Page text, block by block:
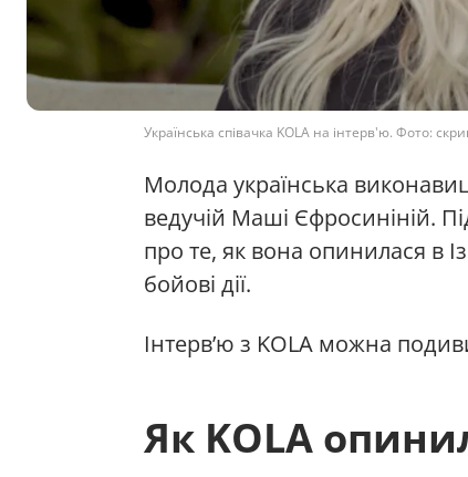
Українська співачка KOLA на інтерв'ю. Фото:
Молода українська
ведучій Маші Єфросиніній.
про те, як вона опинилася в
бойові дії.
Інтерв’ю з KOLA можна
Як KOLA